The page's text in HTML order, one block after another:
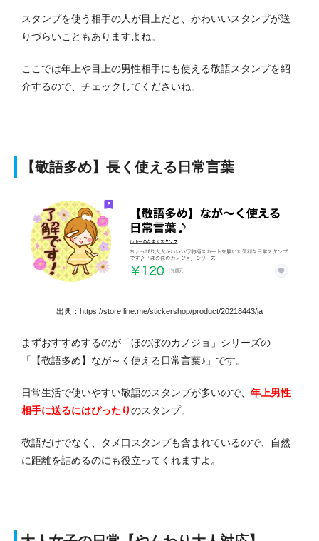
スタンプを使う相手の人が目上だと、かわいいスタンプが送
りづらいこともありますよね。
ここでは年上や目上の男性相手にも使える敬語スタンプを紹
介するので、チェックしてくださいね。
【敬語多め】長く使える日常言葉
出典：https://store.line.me/stickershop/product/20218443/ja
まずおすすめするのが「ほのぼのカノジョ」シリーズの
「【敬語多め】なが～く使える日常言葉♪」です。
日常生活で使いやすい敬語のスタンプが多いので、 年上男性
相手に送るにはぴったりのスタンプ。
敬語だけでなく、タメ口スタンプも含まれているので、自然
に距離を詰めるのにも役立ってくれますよ。